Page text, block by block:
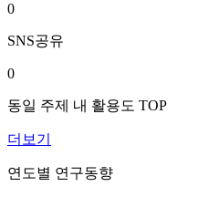
0
SNS공유
0
동일 주제 내 활용도 TOP
더보기
연도별 연구동향